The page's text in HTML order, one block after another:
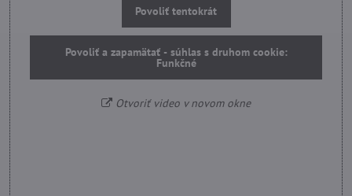
Povoliť tentokrát
Povoliť a zapamätať - súhlas s druhom cookie:
Funkčné
Otvoriť video v novom okne